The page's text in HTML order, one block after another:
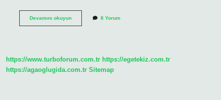
Devamını okuyunFelsefe
8 Yorum
https://www.turboforum.com.tr https://egetekiz.com.tr
https://agaoglugida.com.tr Sitemap